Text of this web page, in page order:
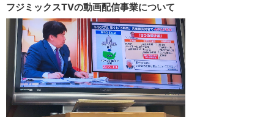
フジミックスTVの動画配信事業について